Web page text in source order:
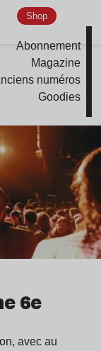
Shop
Abonnement
Magazine
numéros
Goodies
6e
avec au